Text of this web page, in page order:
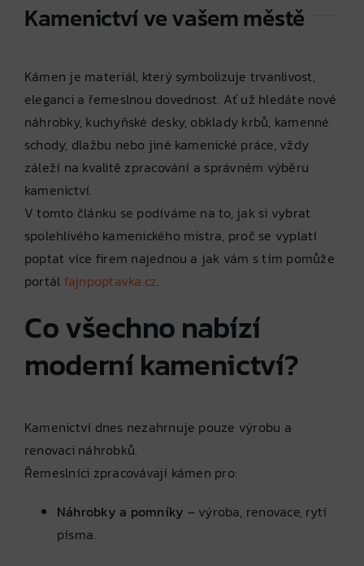
Kamenictví ve vašem městě
Kámen je materiál, který symbolizuje trvanlivost,
eleganci a řemeslnou dovednost. Ať už hledáte nové
náhrobky, kuchyňské desky, obklady krbů, kamenné
schody, dlažbu nebo jiné kamenické práce, vždy
záleží na kvalitě zpracování a správném výběru
kamenictví.
V tomto článku se podíváme na to, jak si vybrat
spolehlivého kamenického mistra, proč se vyplatí
poptat více firem najednou a jak vám s tím pomůže
portál fajnpoptavka.cz.
Co všechno nabízí
moderní kamenictví?
Kamenictví dnes nezahrnuje pouze výrobu a
renovaci náhrobků.
Řemeslníci zpracovávají kámen pro:
Náhrobky a pomníky – výroba, renovace, rytí
písma.